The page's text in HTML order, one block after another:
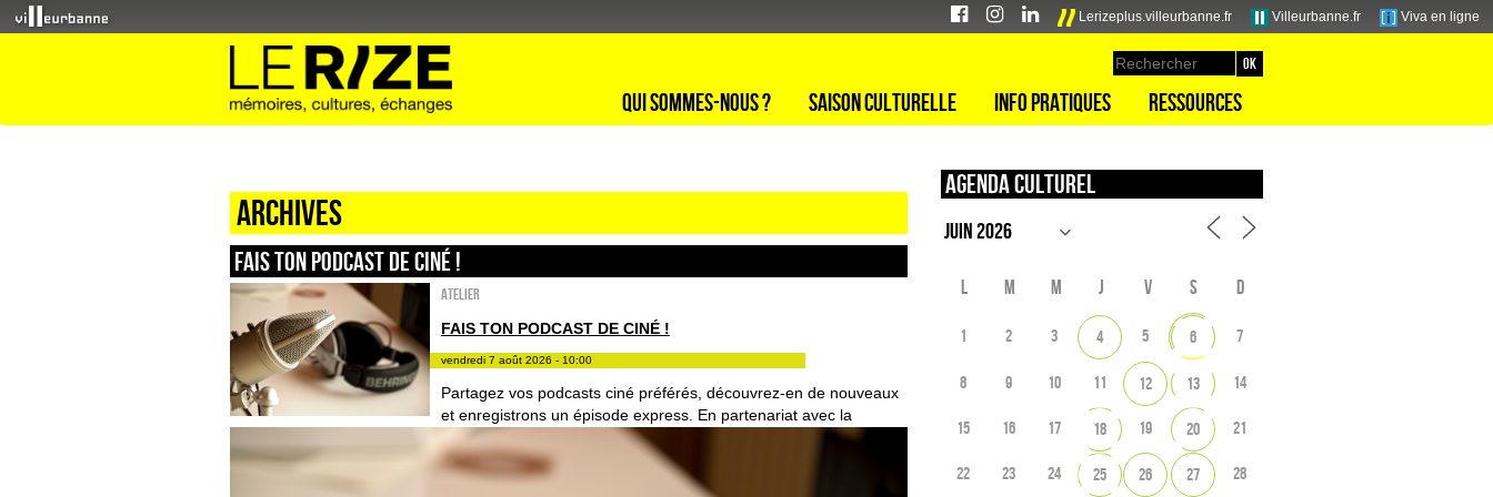
Lerizeplus.villeurbanne.fr Villeurbanne.fr Viva en ligne
Qui sommes-nous ? Saison culturelle Info pratiques Ressources
Archives
FAIS TON PODCAST DE CINÉ !
Atelier
FAIS TON PODCAST DE CINÉ !
vendredi 7 août 2026 - 10:00
Partagez vos podcasts ciné préférés, découvrez-en de nouveaux
et enregistrons un épisode express. En partenariat avec la
Agenda culturel
L M M J V S D
1 2 3 4 5 6 7
8 9 10 11 12 13 14
15 16 17 18 19 20 21
22 23 24 25 26 27 28